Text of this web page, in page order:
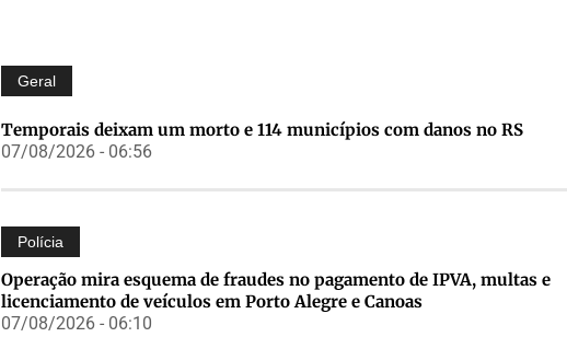
Geral
Temporais deixam um morto e 114 municípios com danos no RS
07/08/2026 - 06:56
Polícia
Operação mira esquema de fraudes no pagamento de IPVA, multas e
licenciamento de veículos em Porto Alegre e Canoas
07/08/2026 - 06:10